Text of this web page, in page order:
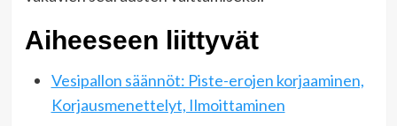
Aiheeseen liittyvät
Vesipallon säännöt: Piste-erojen korjaaminen,
Korjausmenettelyt, Ilmoittaminen